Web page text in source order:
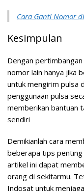
Cara Ganti Nomor
Kesimpulan
Dengan
nomor lain hanya jika
untuk mengirim pulsa
penggunaan pulsa
memberikan bantuan
sendiri
Demikianlah cara
beberapa tips penting
artikel ini dapat
orang di sekitarmu.
Indosat untuk